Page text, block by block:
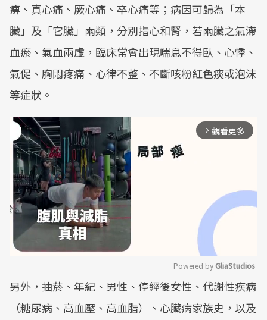
痹、真心痛、厥心痛、卒心痛等；病因可歸為「本
臟」及「它臟」兩類，分別指心和腎，若兩臟之氣滯
血瘀、氣血兩虛，臨床常會出現喘息不得臥、心悸、
氣促、胸悶疼痛、心律不整、不斷咳粉紅色痰或泡沫
等症狀。
arrow_forward_ios 觀看更多
Mute
Powered by GliaStudios
另外，抽菸、年紀、男性、停經後女性、代謝性疾病
（糖尿病、高血壓、高血脂）、心臟病家族史，以及